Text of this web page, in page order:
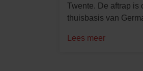
Twente. De aftrap is
thuisbasis van
Lees meer